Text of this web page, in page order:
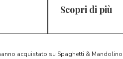
Scopri di più
acquistato su Spaghetti & Mandolino